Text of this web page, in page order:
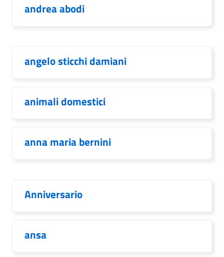
andrea abodi
angelo sticchi damiani
animali domestici
anna maria bernini
Anniversario
ansa